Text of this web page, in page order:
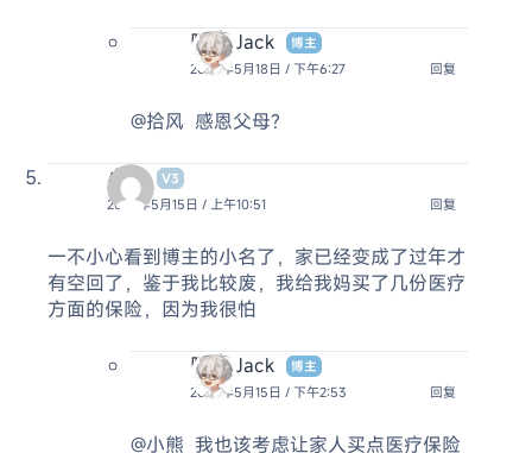
阿杰 Jack
博主
2023年5月18日 / 下午6:27
回复
@拾风 感恩父母?
小熊
V3
2023年5月15日 / 上午10:51
回复
一不小心看到博主的小名了，家已经变成了过年才
有空回了，鉴于我比较废，我给我妈买了几份医疗
方面的保险，因为我很怕
阿杰 Jack
博主
2023年5月15日 / 下午2:53
回复
@小熊 我也该考虑让家人买点医疗保险